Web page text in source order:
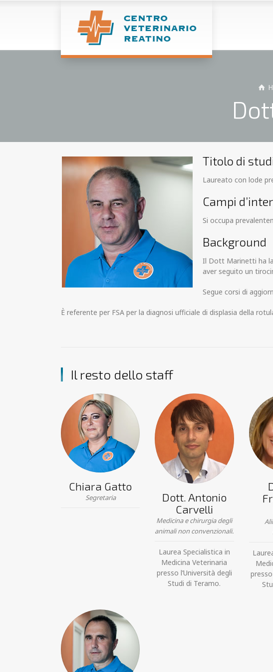
Titolo di
Laureato con lode
Campi
Si occupa
Background
Il Dott Marinetti ha
aver seguito un
Segue corsi di
È referente per FSA per la diagnosi ufficiale di displasia della
Il resto dello staff
Chiara Gatto
Segretaria
Dott. Antonio
Carvelli
Medicina e chirurgia degli
animali non convenzionali.
Laurea Specialistica in
Medicina Veterinaria
presso l’Università degli
Studi di Teramo.